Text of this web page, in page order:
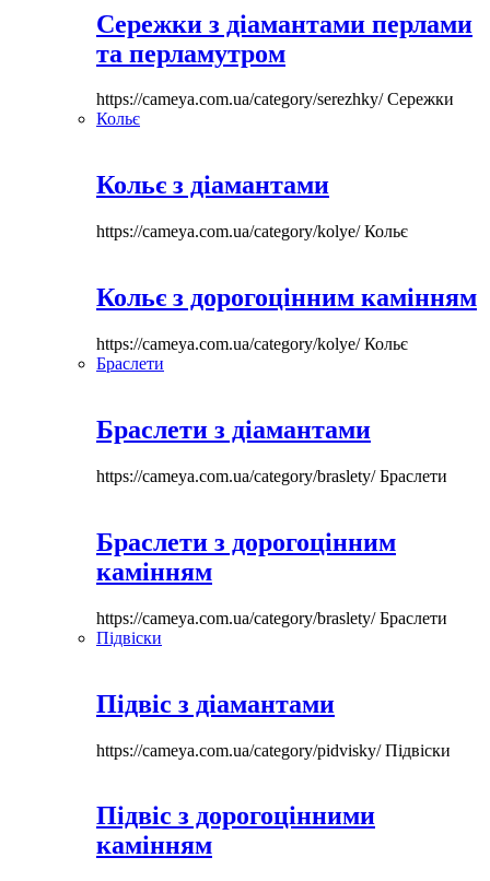
Сережки з діамантами перлами
та перламутром
https://cameya.com.ua/category/serezhky/Сережки
Кольє
Кольє з діамантами
https://cameya.com.ua/category/kolye/Кольє
Кольє з дорогоцінним камінням
https://cameya.com.ua/category/kolye/Кольє
Браслети
Браслети з діамантами
https://cameya.com.ua/category/braslety/Браслети
Браслети з дорогоцінним
камінням
https://cameya.com.ua/category/braslety/Браслети
Підвіски
Підвіс з діамантами
https://cameya.com.ua/category/pidvisky/Підвіски
Підвіс з дорогоцінними
камінням